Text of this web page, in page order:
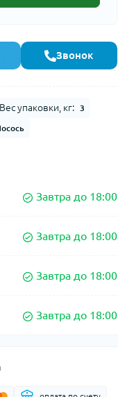
Звонок
Вес упаковки, кг: 3
Завтра до 18:00
Завтра до 18:00
Завтра до 18:00
Завтра до 18:00